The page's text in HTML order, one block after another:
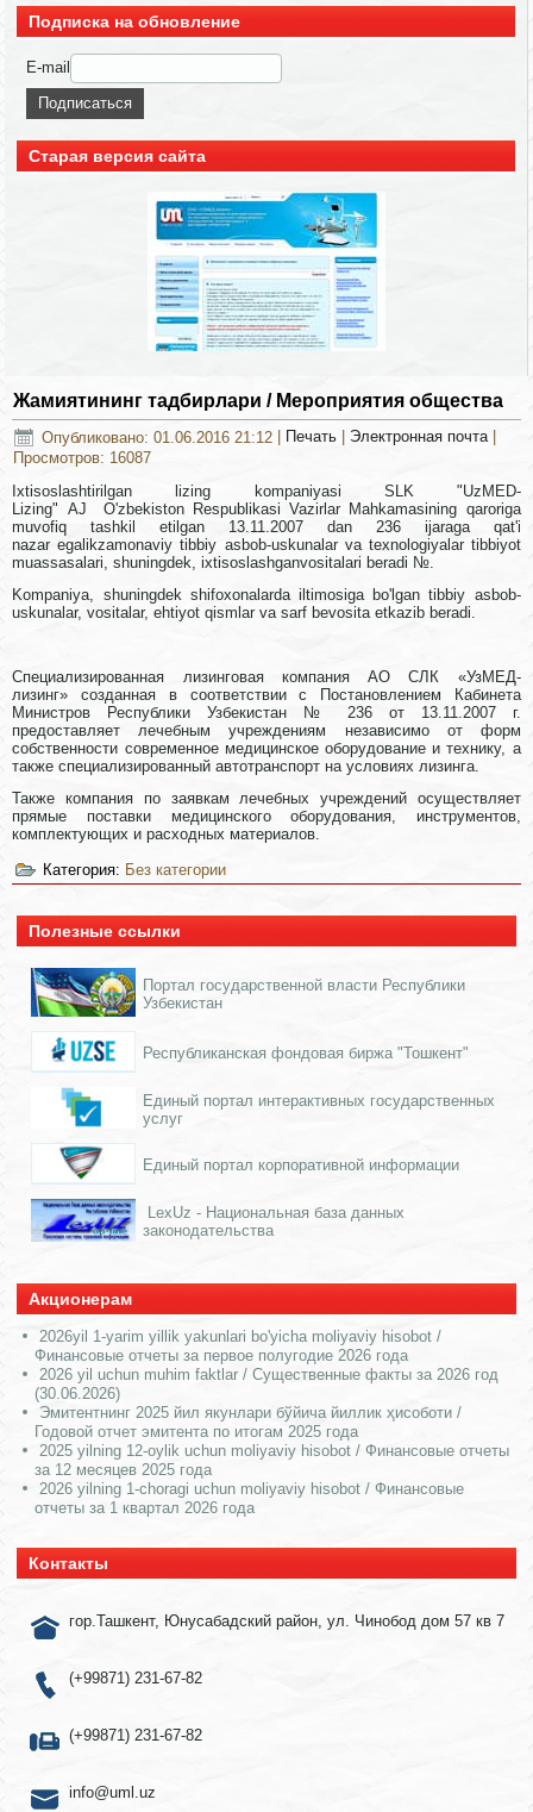
Подписка на обновление
E-mail
Старая версия сайта
Жамиятининг тадбирлари / Мероприятия общества
Опубликовано: 01.06.2016 21:12 Печать Электронная почта
Просмотров: 16087
Ixtisoslashtirilgan lizing kompaniyasi SLK "UzMED-
Lizing" AJ
O'zbekiston Respublikasi Vazirlar Mahkamasining qaroriga
muvofiq tashkil etilgan 13.11.2007 dan 236 ijaraga qat'i
nazar egalikzamonaviy tibbiy asbob-uskunalar va texnologiyalar tibbiyot
muassasalari, shuningdek, ixtisoslashganvositalari beradi №.
Kompaniya, shuningdek shifoxonalarda iltimosiga bo'lgan tibbiy asbob-
uskunalar, vositalar, ehtiyot qismlar va sarf bevosita etkazib beradi.
Специализированная лизинговая компания АО СЛК «УзМЕД-
лизинг» созданная в соответствии с Постановлением Кабинета
Министров Республики Узбекистан № 236 от 13.11.2007 г.
предоставляет лечебным учреждениям независимо от форм
собственности современное медицинское оборудование и технику, а
также специализированный автотранспорт на условиях лизинга.
Также компания по заявкам лечебных учреждений осуществляет
прямые поставки медицинского оборудования, инструментов,
комплектующих и расходных материалов.
Категория: Без категории
Полезные ссылки
Портал государственной власти Республики
Узбекистан
Республиканская фондовая биржа "Тошкент"
Единый портал интерактивных государственных
услуг
Единый портал корпоративной информации
LexUz - Национальная база данных
законодательства
Акционерам
2026yil 1-yarim yillik yakunlari bo'yicha moliyaviy hisobot /
Финансовые отчеты за первое полугодие 2026 года
2026 yil uchun muhim faktlar / Существенные факты за 2026 год
(30.06.2026)
Эмитентнинг 2025 йил якунлари бўйича йиллик ҳисоботи /
Годовой отчет эмитента по итогам 2025 года
2025 yilning 12-oylik uchun moliyaviy hisobot / Финансовые отчеты
за 12 месяцев 2025 года
2026 yilning 1-choragi uchun moliyaviy hisobot / Финансовые
отчеты за 1 квартал 2026 года
Контакты
гор.Ташкент, Юнусабадский район, ул. Чинобод дом 57 кв 7
(+99871) 231-67-82
(+99871) 231-67-82
info@uml.uz